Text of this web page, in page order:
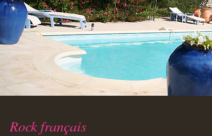
Rock français